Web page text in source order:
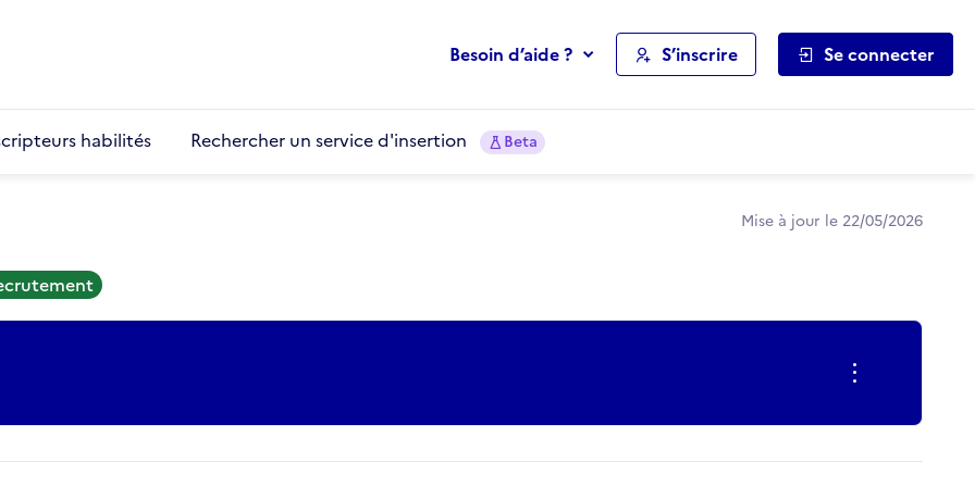
Besoin d’aide ? S’inscrire Se connecter
habilités Rechercher un service d'insertion Beta
Mise à jour le 22/05/2026